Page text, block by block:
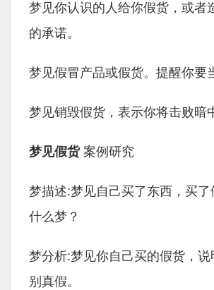
梦见你认识的人给你假货，或者
的承诺。
梦见假冒产品或假货。提醒你要
梦见销毁假货，表示你将击败暗
梦见假货 案例研究
梦描述:梦见自己买了东西，买
什么梦？
梦分析:梦见你自己买的假货，
别真假。